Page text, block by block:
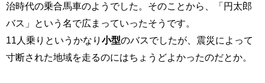
治時代の乗合馬車のようでした。そのことから、「円太郎
バス」という名で広まっていったそうです。
11人乗りというかなり 小型のバスでしたが、震災によって
寸断された地域を走るのにはちょうどよかったのだとか。